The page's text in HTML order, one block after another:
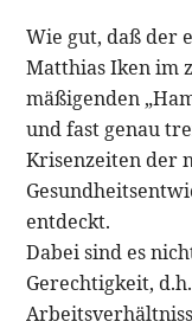
Wie gut, daß der
Matthias Iken im
mäßigenden
und fast genau
Krisenzeiten der
entdeckt.
Dabei sind es
Gerechtigkeit,